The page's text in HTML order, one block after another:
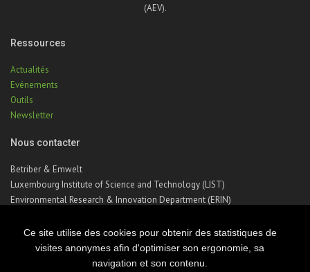
Ce site utilise des cookies pour obtenir des statistiques de
visites anonymes afin d'optimiser son ergonomie, sa
navigation et son contenu.
(AEV).
Ressources
Actualités
Evénements
Outils
Newsletter
Nous contacter
Betriber & Emwelt
Luxembourg Institute of Science and Technology (LIST)
Environmental Research & Innovation Department (ERIN)
Téléphone : +352 275 888 – 1
Email :betriber-emwelt@list.lu